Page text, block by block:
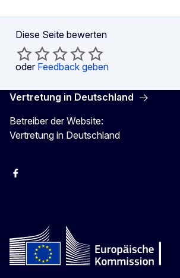
Diese Seite bewerten
oder Feedback geben
Vertretung in Deutschland
Betreiber der Website:
Vertretung in Deutschland
facebook